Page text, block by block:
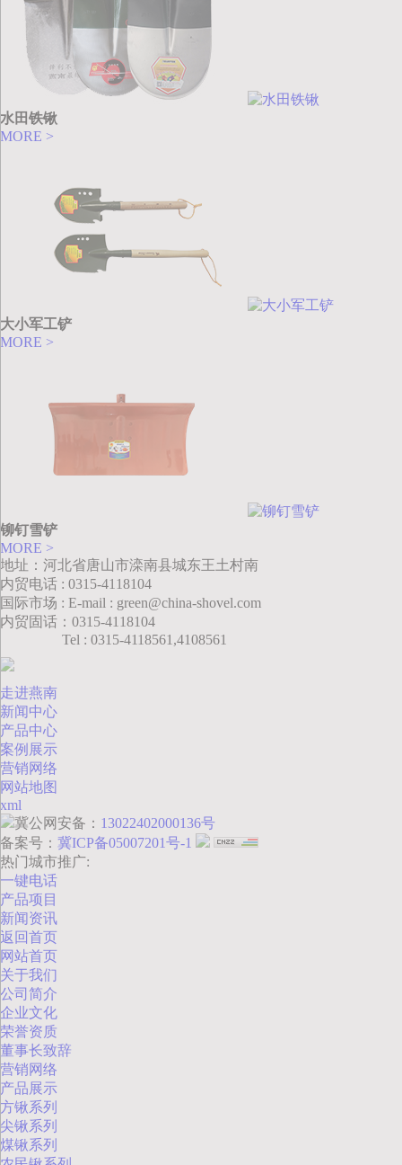
水田铁锹
MORE >
大小军工铲
MORE >
铆钉雪铲
MORE >
地址：河北省唐山市滦南县城东王土村南
内贸电话 : 0315-4118104
国际市场 : E-mail : green@china-shovel.com
内贸固话：0315-4118104
Tel : 0315-4118561,4108561
走进燕南
新闻中心
产品中心
案例展示
营销网络
网站地图
xml
冀公网安备： 13022402000136号
备案号： 冀ICP备05007201号-1
热门城市推广:
一键电话
产品项目
新闻资讯
返回首页
网站首页
关于我们
公司简介
企业文化
荣誉资质
董事长致辞
营销网络
产品展示
方锹系列
尖锹系列
煤锹系列